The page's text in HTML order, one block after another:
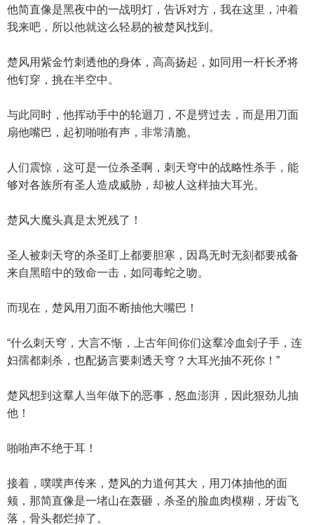
他简直像是黑夜中的一战明灯，告诉对方，我在这里，冲着
我来吧，所以他就这么轻易的被楚风找到。
楚风用紫金竹刺透他的身体，高高扬起，如同用一杆长矛将
他钉穿，挑在半空中。
与此同时，他挥动手中的轮迴刀，不是劈过去，而是用刀面
扇他嘴巴，起初啪啪有声，非常清脆。
人们震惊，这可是一位杀圣啊，刺天穹中的战略性杀手，能
够对各族所有圣人造成威胁，却被人这样抽大耳光。
楚风大魔头真是太兇残了！
圣人被刺天穹的杀圣盯上都要胆寒，因爲无时无刻都要戒备
来自黑暗中的致命一击，如同毒蛇之吻。
而现在，楚风用刀面不断抽他大嘴巴！
“什么刺天穹，大言不惭，上古年间你们这羣冷血刽子手，连
妇孺都刺杀，也配扬言要刺透天穹？大耳光抽不死你！”
楚风想到这羣人当年做下的恶事，怒血澎湃，因此狠劲儿抽
他！
啪啪声不绝于耳！
接着，噗噗声传来，楚风的力道何其大，用刀体抽他的面
颊，那简直像是一堵山在轰砸，杀圣的脸血肉模糊，牙齿飞
落，骨头都烂掉了。